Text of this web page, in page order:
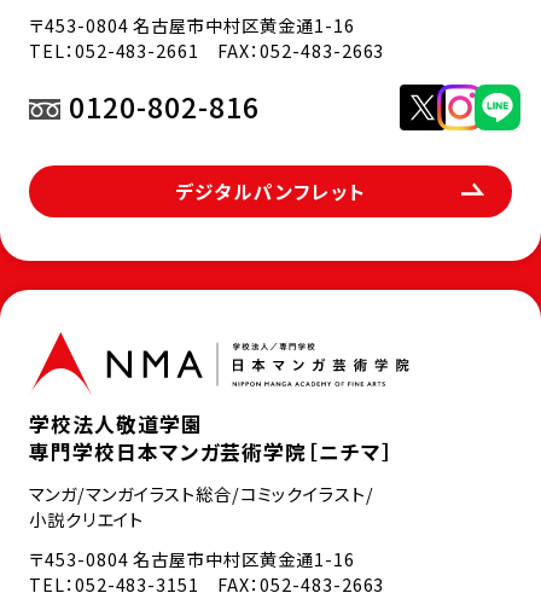
〒453-0804 名古屋市中村区黄金通1-16
TEL：052-483-2661 FAX：052-483-2663
0120-802-816
デジタルパンフレット
学校法人敬道学園
専門学校日本マンガ芸術学院［ニチマ］
マンガ/マンガイラスト総合/コミックイラスト/
小説クリエイト
〒453-0804 名古屋市中村区黄金通1-16
TEL：052-483-3151 FAX：052-483-2663